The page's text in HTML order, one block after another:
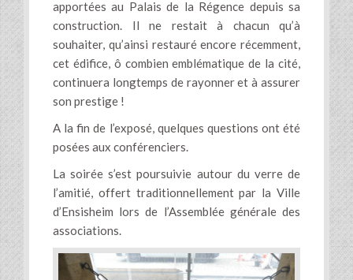
apportées au Palais de la Régence depuis sa
construction. Il ne restait à chacun qu’à
souhaiter, qu’ainsi restauré encore récemment,
cet édifice, ô combien emblématique de la cité,
continuera longtemps de rayonner et à assurer
son prestige !
A la fin de l’exposé, quelques questions ont été
posées aux conférenciers.
La soirée s’est poursuivie autour du verre de
l’amitié, offert traditionnellement par la Ville
d’Ensisheim lors de l’Assemblée générale des
associations.